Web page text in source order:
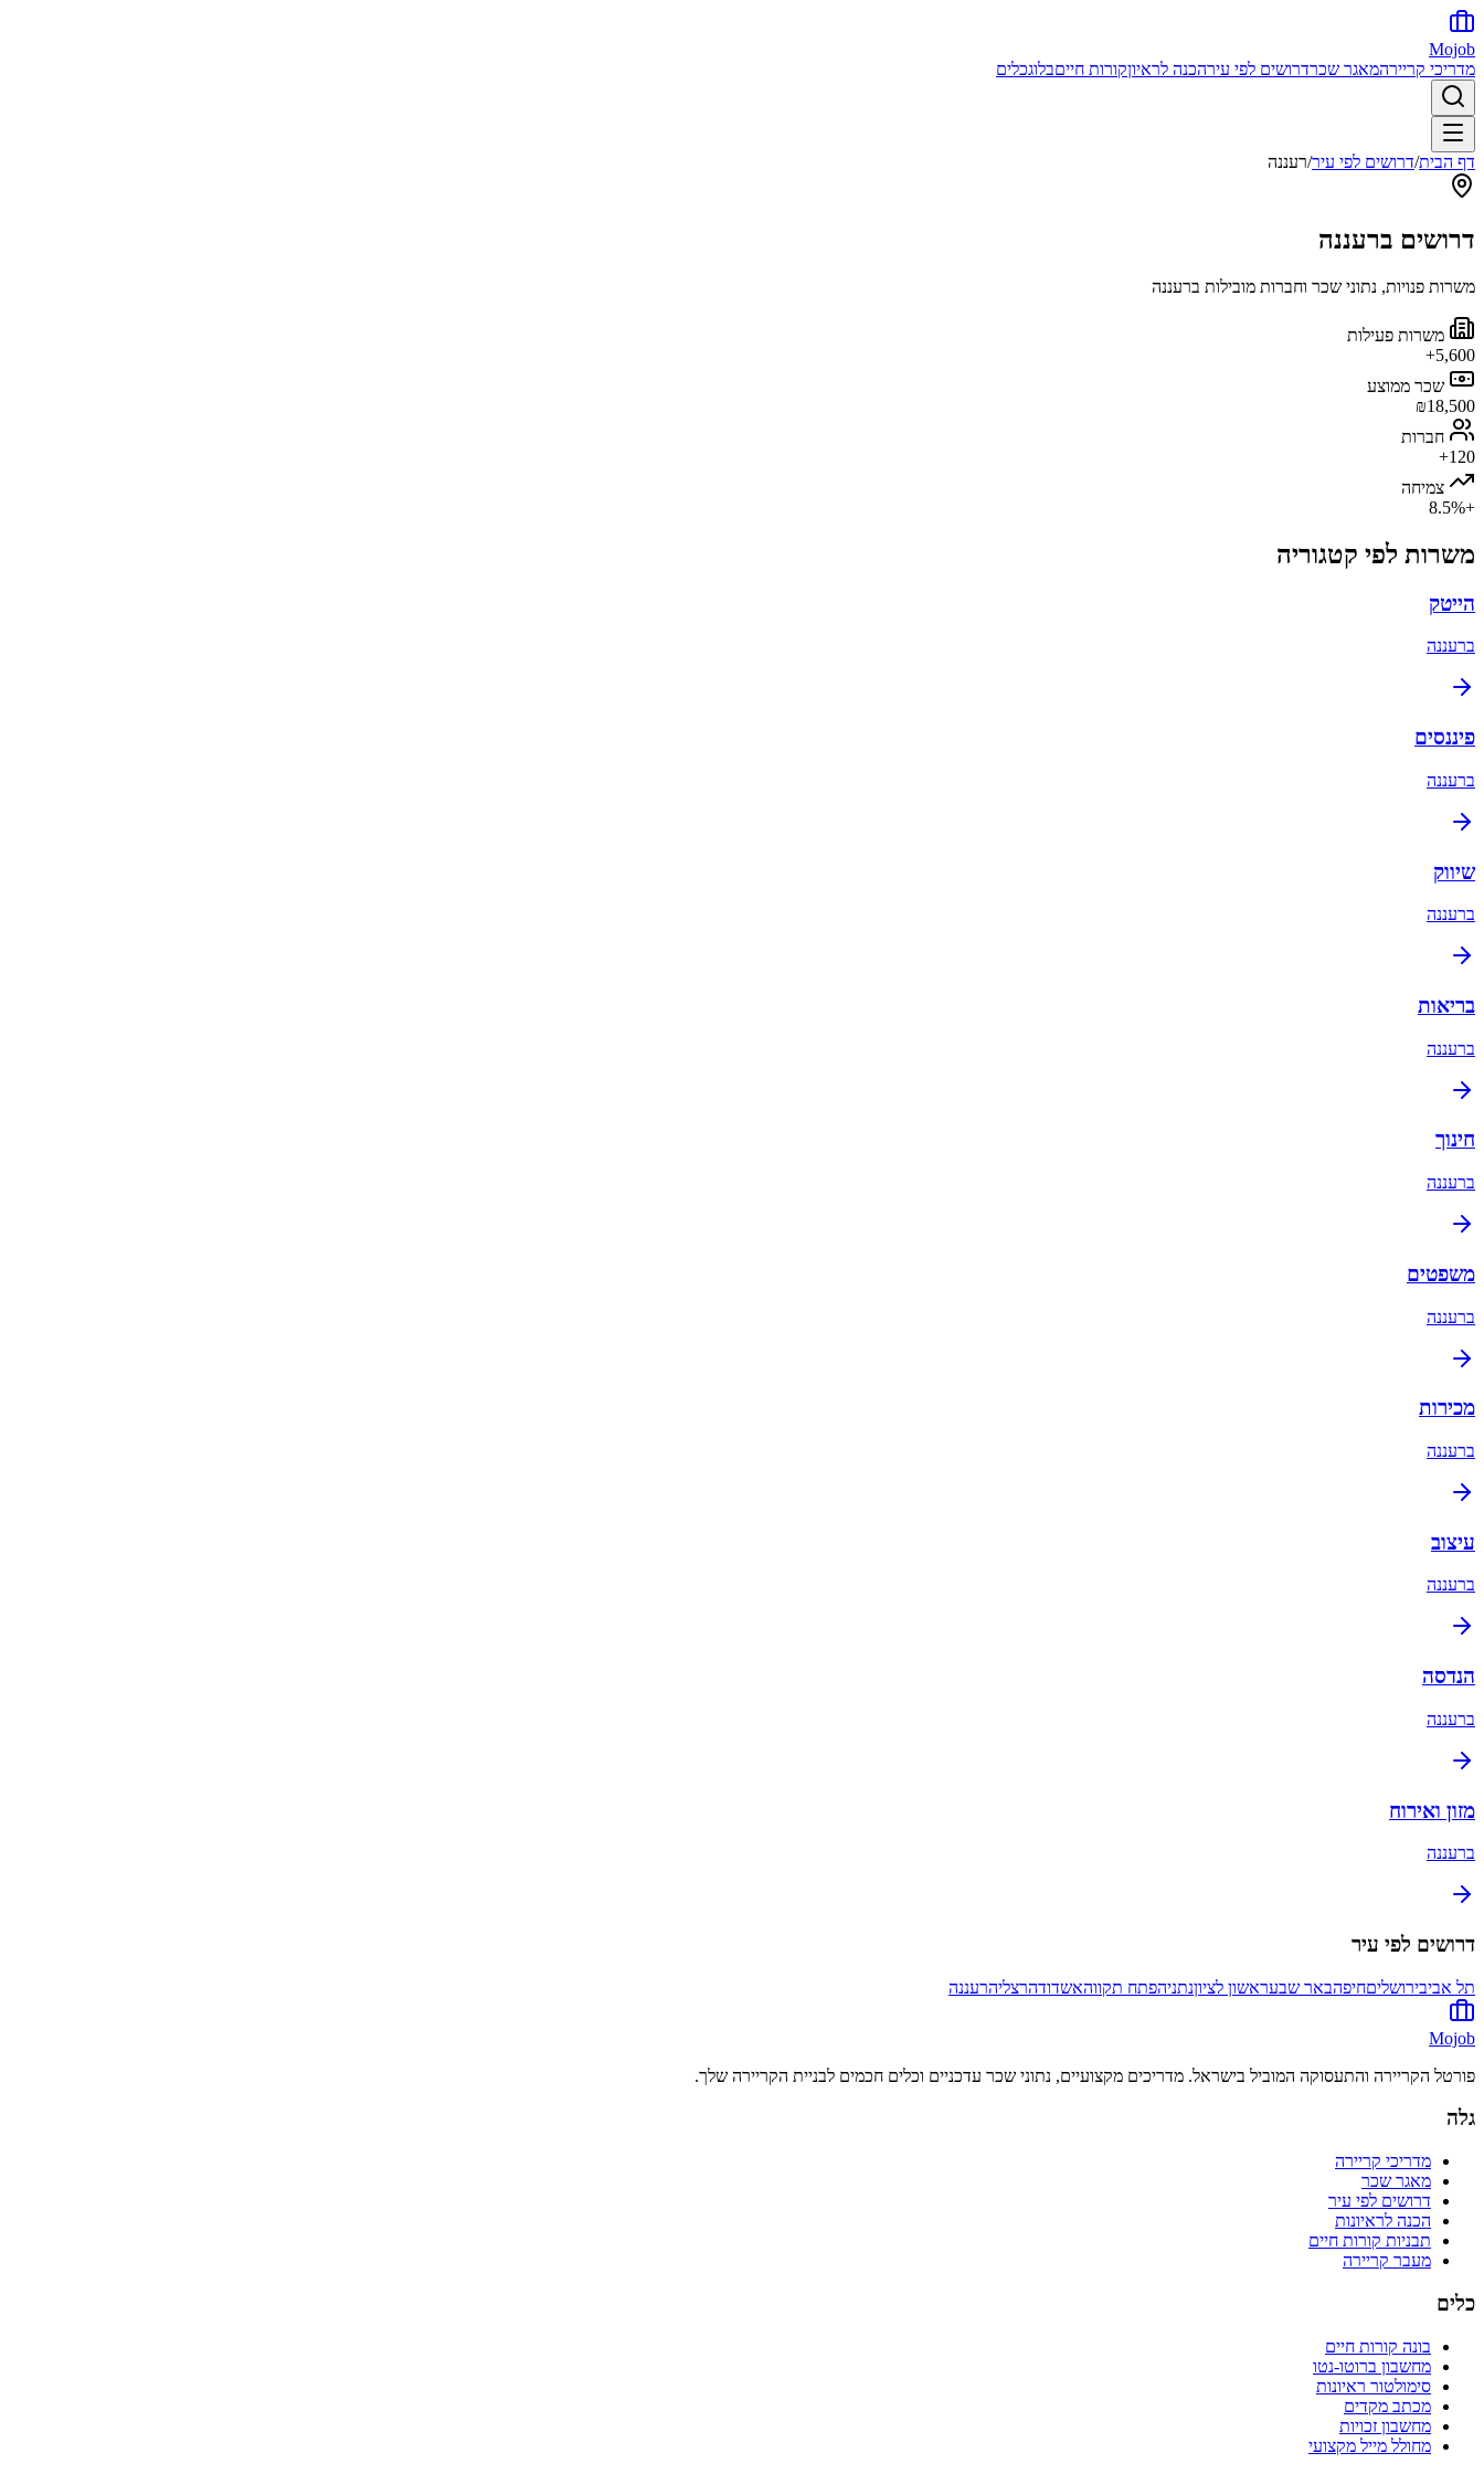
Mojob
מדריכי קריירהמאגר שכרדרושים לפי עירהכנה לראיוןקורות חייםבלוגכלים
דף הבית/דרושים לפי עיר/רעננה
דרושים ברעננה
משרות פנויות, נתוני שכר וחברות מובילות ברעננה
משרות פעילות
5,600+
שכר ממוצע
₪18,500
חברות
120+
צמיחה
+8.5%
משרות לפי קטגוריה
הייטק
ברעננה
פיננסים
ברעננה
שיווק
ברעננה
בריאות
ברעננה
חינוך
ברעננה
משפטים
ברעננה
מכירות
ברעננה
עיצוב
ברעננה
הנדסה
ברעננה
מזון ואירוח
ברעננה
דרושים לפי עיר
תל אביבירושליםחיפהבאר שבעראשון לציוןנתניהפתח תקווהאשדודהרצליהרעננה
Mojob
פורטל הקריירה והתעסוקה המוביל בישראל. מדריכים מקצועיים, נתוני שכר עדכניים וכלים חכמים לבניית הקריירה שלך.
גלה
מדריכי קריירה
מאגר שכר
דרושים לפי עיר
הכנה לראיונות
תבניות קורות חיים
מעבר קריירה
כלים
בונה קורות חיים
מחשבון ברוטו-נטו
סימולטור ראיונות
מכתב מקדים
מחשבון זכויות
מחולל מייל מקצועי